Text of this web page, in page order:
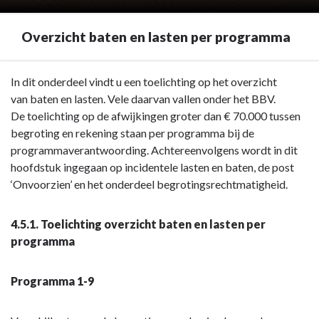
Overzicht baten en lasten per programma
Terug
naar
navigatie
Toelichting
op
overzicht
baten
lasten
Overzicht
In dit onderdeel vindt u een toelichting op het overzicht
van baten en lasten. Vele daarvan vallen onder het BBV.
De toelichting op de afwijkingen groter dan € 70.000 tussen
begroting en rekening staan per programma bij de
programmaverantwoording. Achtereenvolgens wordt in dit
hoofdstuk ingegaan op incidentele lasten en baten, de post
‘Onvoorzien’ en het onderdeel begrotingsrechtmatigheid.
4.5.1. Toelichting overzicht baten en lasten per
programma
Programma 1-9